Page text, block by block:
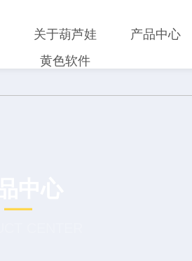
关于葫芦娃
黄色软件
产品中心